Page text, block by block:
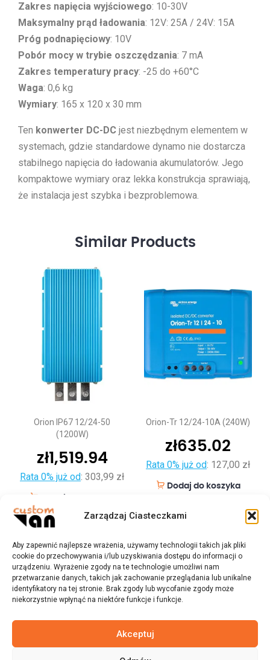
Zarządzaj Ciasteczkami
Aby zapewnić najlepsze wrażenia, używamy technologii takich jak pliki
cookie do przechowywania i/lub uzyskiwania dostępu do informacji o
urządzeniu. Wyrażenie zgody na te technologie umożliwi nam
przetwarzanie danych, takich jak zachowanie przeglądania lub unikalne
identyfikatory na tej stronie. Brak zgody lub wycofanie zgody może
niekorzystnie wpłynąć na niektóre funkcje i funkcje.
Akceptuj
Zakres napięcia wyjściowego: 10-30V
Maksymalny prąd ładowania: 12V: 25A / 24V: 15A
Próg podnapięciowy: 10V
Pobór mocy w trybie oszczędzania: 7 mA
Zakres temperatury pracy: -25 do +60°C
Waga: 0,6 kg
Wymiary: 165 x 120 x 30 mm
Ten konwerter DC-DC jest niezbędnym elementem w
systemach, gdzie standardowe dynamo nie dostarcza
stabilnego napięcia do ładowania akumulatorów. Jego
kompaktowe wymiary oraz lekka konstrukcja sprawiają,
że instalacja jest szybka i bezproblemowa.
Similar Products
Orion IP67 12/24-50
(1200W)
zł1,519.94
Rata 0% już od: 303,99 zł
Orion-Tr 12/24-10A (240W)
zł635.02
Rata 0% już od: 127,00 zł
Dodaj do koszyka